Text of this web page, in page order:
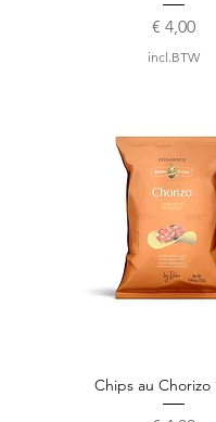
Prijs
€ 4,00
incl.BTW
Chips au Chorizo